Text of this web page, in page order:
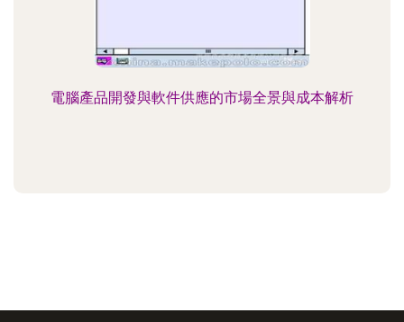
電腦產品開發與軟件供應的市場全景與成本解析